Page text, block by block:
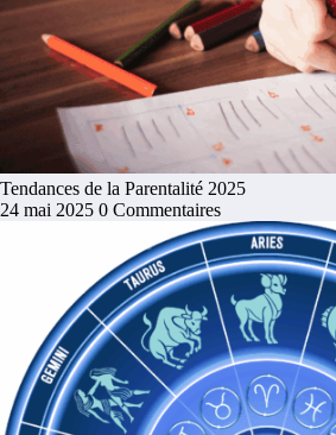
Tendances de la Parentalité 2025
24 mai 2025 0 Commentaires